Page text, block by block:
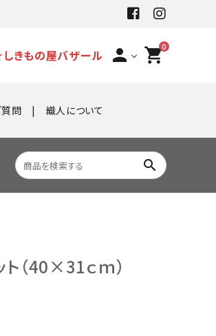
きもの屋バザール person 0
shopping_cart
質問 織人について
search
（40×31ｃｍ）